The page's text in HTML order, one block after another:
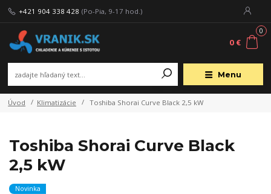
Menu
+421 904 338 428 (Po-Pia, 9-17 hod.)
0
0 €
Úvod Klimatizácie Toshiba Shorai Curve Black 2,5 kW
Toshiba Shorai Curve Black
2,5 kW
Novinka